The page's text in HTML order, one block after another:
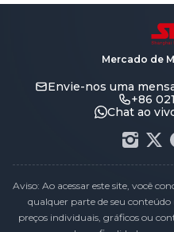
Mercado de
Envie-nos uma
+86
Chat ao
Aviso: Ao acessar este site, você
qualquer parte de seu
preços individuais, gráficos ou